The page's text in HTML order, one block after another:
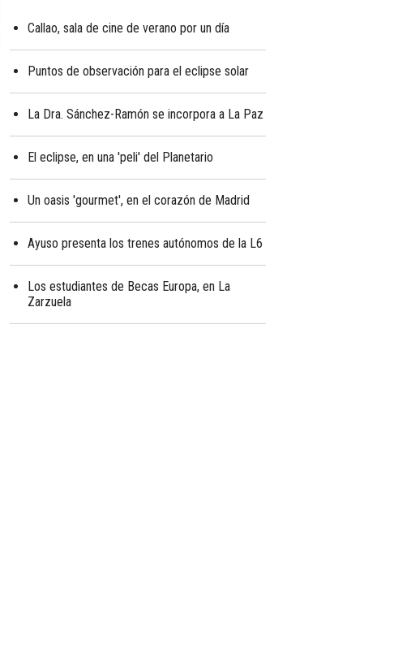
Callao, sala de cine de verano por un día
Puntos de observación para el eclipse solar
La Dra. Sánchez-Ramón se incorpora a La Paz
El eclipse, en una 'peli' del Planetario
Un oasis 'gourmet', en el corazón de Madrid
Ayuso presenta los trenes autónomos de la L6
Los estudiantes de Becas Europa, en La
Zarzuela